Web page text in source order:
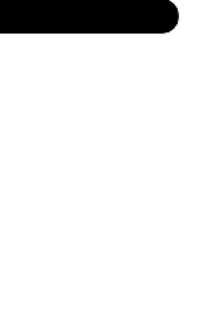
un don inné, mais